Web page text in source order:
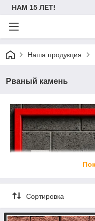
НАМ 15 ЛЕТ!
Наша продукция
Рваный камень
Сортировка